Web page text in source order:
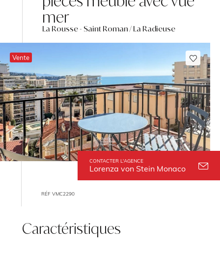
mer
La Rousse - Saint Roman / La Radieuse
CONTACTER L'AGENCE
Lorenza von Stein Monaco
Vente
RÉF VMC2290
Caractéristiques